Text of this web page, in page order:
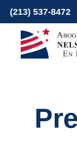
al
contenido
(213) 537-8472